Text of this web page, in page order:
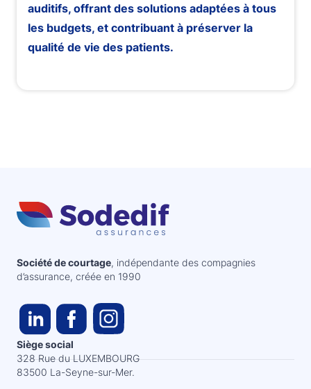
auditifs, offrant des solutions adaptées à tous
les budgets, et contribuant à préserver la
qualité de vie des patients.
Société de courtage, indépendante des compagnies
d’assurance, créée en 1990
Siège social
328 Rue du LUXEMBOURG
83500 La-Seyne-sur-Mer.